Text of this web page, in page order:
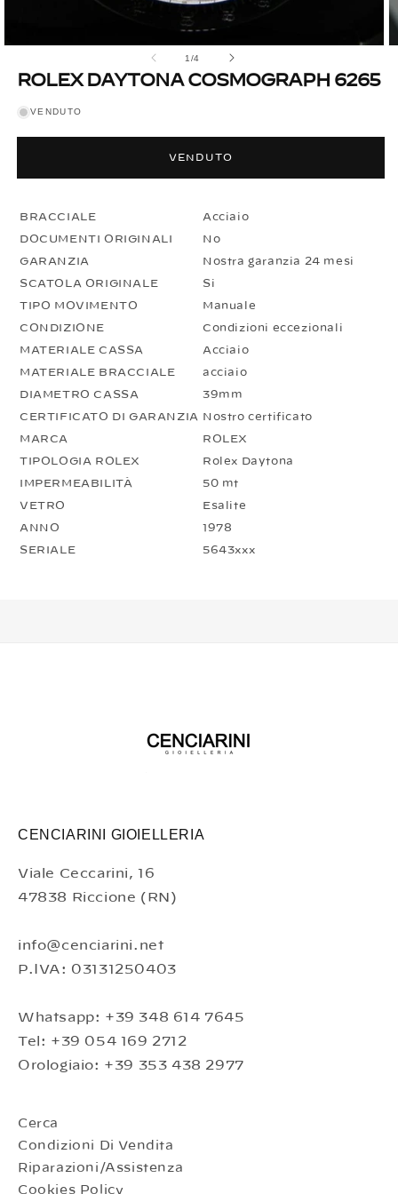
multimediali
finestra
1 /su4
ROLEX DAYTONA COSMOGRAPH 6265
VENDUTO
VENDUTO
BRACCIALE Acciaio
DOCUMENTI ORIGINALI No
GARANZIA Nostra garanzia 24 mesi
SCATOLA ORIGINALE Si
TIPO MOVIMENTO Manuale
CONDIZIONE Condizioni eccezionali
MATERIALE CASSA Acciaio
MATERIALE BRACCIALE acciaio
DIAMETRO CASSA 39mm
CERTIFICATO DI GARANZIA Nostro certificato
MARCA ROLEX
TIPOLOGIA ROLEX Rolex Daytona
IMPERMEABILITÀ 50 mt
VETRO Esalite
ANNO 1978
SERIALE 5643xxx
CENCIARINI GIOIELLERIA
Viale Ceccarini, 16
47838 Riccione (RN)
info@cenciarini.net
P.IVA: 03131250403
Whatsapp: +39 348 614 7645
Tel: +39 054 169 2712
Orologiaio: +39 353 438 2977
Cerca
Condizioni Di Vendita
Riparazioni/Assistenza
Cookies Policy